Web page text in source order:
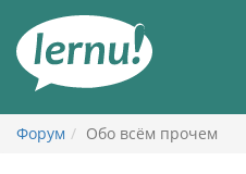
содержанию
Форум Обо всём прочем